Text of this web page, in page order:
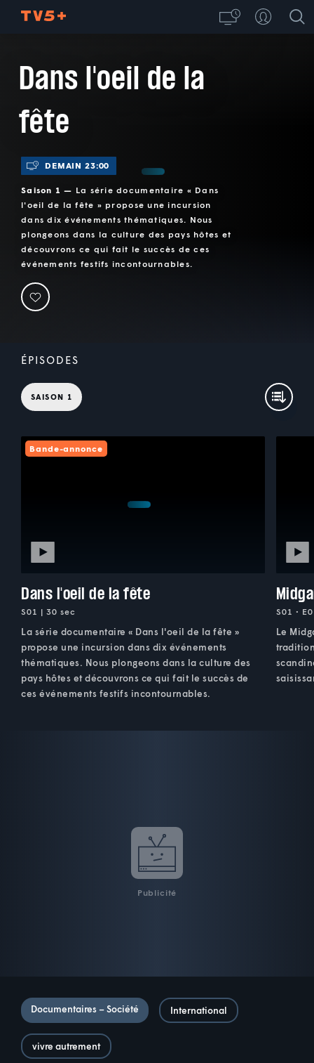
Dans l'oeil de la
fête
DEMAIN 23:00
Saison 1 — La série documentaire « Dans
l'oeil de la fête » propose une incursion
dans dix événements thématiques. Nous
plongeons dans la culture des pays hôtes et
découvrons ce qui fait le succès de ces
événements festifs incontournables.
ÉPISODES
SAISON 1
Bande-annonce
Dans l'oeil de la fête
S01 | 30 sec
La série documentaire « Dans l'oeil de la fête »
propose une incursion dans dix événements
thématiques. Nous plongeons dans la culture des
pays hôtes et découvrons ce qui fait le succès de
ces événements festifs incontournables.
S01 •
Le
Publicité
Documentaires – Société International
vivre autrement